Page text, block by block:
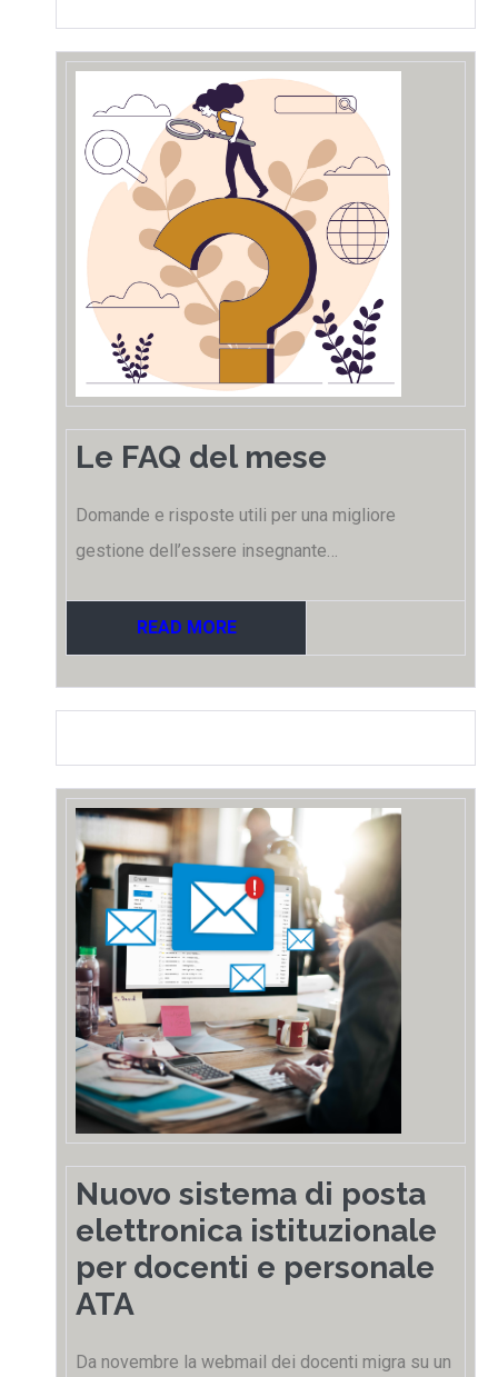
Le FAQ del mese
Domande e risposte utili per una migliore
gestione dell’essere insegnante…
READ MORE
Nuovo sistema di posta
elettronica istituzionale
per docenti e personale
ATA
Da novembre la webmail dei docenti migra su un